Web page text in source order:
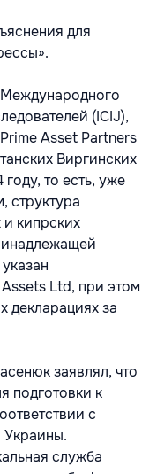
для
(ICIJ),
Asset Partners
Виргинских
то есть, уже
структура
и кипрских
Ltd, при этом
декларациях за
заявлял, что
подготовки к
с
Украины.​
служба